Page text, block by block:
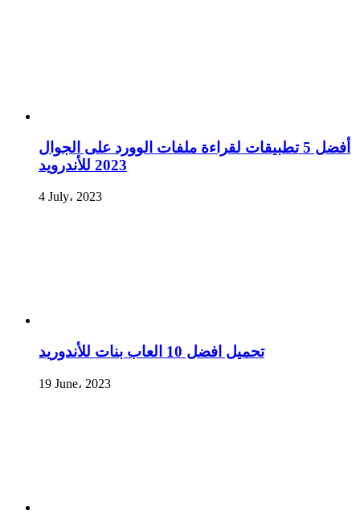
أفضل 5 تطبيقات لقراءة ملفات الوورد على الجوال
2023 للأندرويد
4 July، 2023
تحميل افضل 10 العاب بنات للأندوريد
19 June، 2023